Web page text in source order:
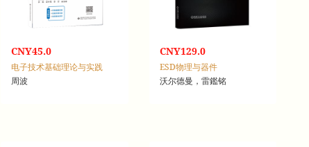
CNY45.0
电子技术基础理论与实践
周波
CNY129.0
ESD物理与器件
沃尔德曼，雷鑑铭